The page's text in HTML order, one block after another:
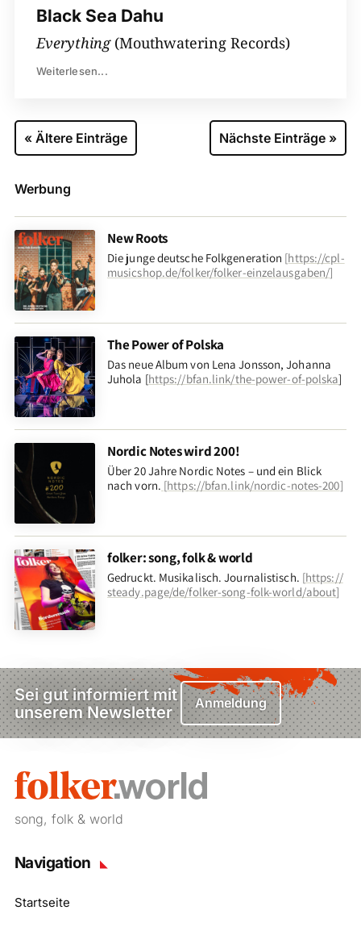
Black Sea Dahu
Everything(Mouthwatering Records)
Weiterlesen...
« Ältere Einträge Nächste Einträge »
Werbung
New Roots
Die junge deutsche Folkgeneration [https://cpl-
musicshop.de/folker/folker-einzelausgaben/]
The Power of Polska
Das neue Album von Lena Jonsson, Johanna
Juhola [https://bfan.link/the-power-of-polska]
Nordic Notes wird 200!
Über 20 Jahre Nordic Notes – und ein Blick
nach vorn. [https://bfan.link/nordic-notes-200]
folker: song, folk & world
Gedruckt. Musikalisch. Journalistisch. [https://
steady.page/de/folker-song-folk-world/about]
Sei gut informiert mit
unserem Newsletter
Anmeldung
song, folk & world
Navigation
Startseite